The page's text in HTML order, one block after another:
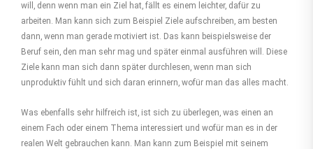
will, denn wenn man ein Ziel hat, fällt es einem leichter, dafür zu
arbeiten. Man kann sich zum Beispiel Ziele aufschreiben, am besten
dann, wenn man gerade motiviert ist. Das kann beispielsweise der
Beruf sein, den man sehr mag und später einmal ausführen will. Diese
Ziele kann man sich dann später durchlesen, wenn man sich
unproduktiv fühlt und sich daran erinnern, wofür man das alles macht.
Was ebenfalls sehr hilfreich ist, ist sich zu überlegen, was einen an
einem Fach oder einem Thema interessiert und wofür man es in der
realen Welt gebrauchen kann. Man kann zum Beispiel mit seinem